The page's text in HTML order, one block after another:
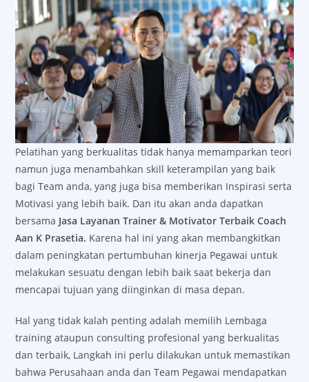
Pelatihan yang berkualitas tidak hanya memamparkan teori
namun juga menambahkan skill keterampilan yang baik
bagi Team anda, yang juga bisa memberikan Inspirasi serta
Motivasi yang lebih baik. Dan itu akan anda dapatkan
bersama Jasa Layanan Trainer & Motivator Terbaik Coach
Aan K Prasetia. Karena hal ini yang akan membangkitkan
dalam peningkatan pertumbuhan kinerja Pegawai untuk
melakukan sesuatu dengan lebih baik saat bekerja dan
mencapai tujuan yang diinginkan di masa depan.
Hal yang tidak kalah penting adalah memilih Lembaga
training ataupun consulting profesional yang berkualitas
dan terbaik, Langkah ini perlu dilakukan untuk memastikan
bahwa Perusahaan anda dan Team Pegawai mendapatkan